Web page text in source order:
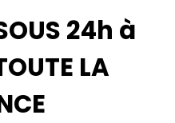
24h à
LA